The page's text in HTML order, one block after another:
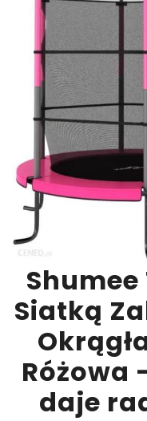
Siatką
Różowa
daje